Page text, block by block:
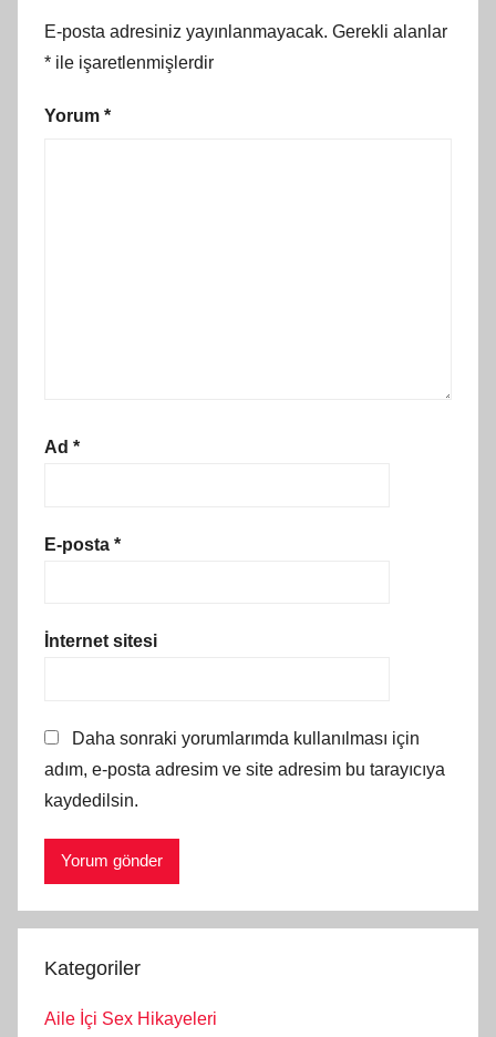
E-posta adresiniz yayınlanmayacak. Gerekli alanlar
* ile işaretlenmişlerdir
Yorum *
Ad *
E-posta *
İnternet sitesi
Daha sonraki yorumlarımda kullanılması için
adım, e-posta adresim ve site adresim bu tarayıcıya
kaydedilsin.
Kategoriler
Aile İçi Sex Hikayeleri